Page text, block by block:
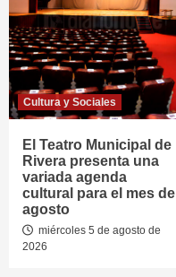
Cultura y Sociales
El Teatro Municipal de
Rivera presenta una
variada agenda
cultural para el mes de
agosto
miércoles 5 de agosto de
2026